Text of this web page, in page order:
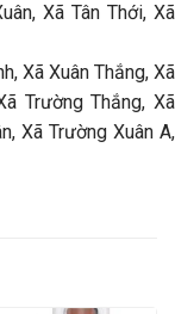
Xã Tân Thới, Xã
Xã Xuân Thắng, Xã
Trường Thắng, Xã
Xã Trường Xuân A,